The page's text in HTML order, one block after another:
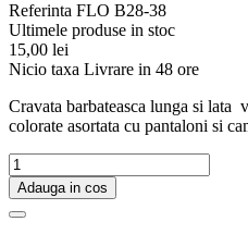
Referinta FLO B28-38
Ultimele produse in stoc
15,00 lei
Nicio taxa Livrare in 48 ore
Cravata barbateasca lunga si lata
colorate asortata cu pantaloni si
Adauga in cos